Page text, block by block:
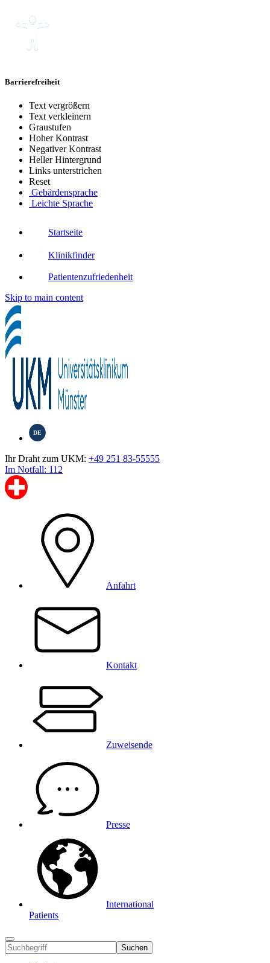
Barrierefreiheit
Text vergrößern
Text verkleinern
Graustufen
Hoher Kontrast
Negativer Kontrast
Heller Hintergrund
Links unterstrichen
Reset
Gebärdensprache
Leichte Sprache
Startseite
Klinikfinder
Patientenzufriedenheit
Skip to main content
DE
Ihr Draht zum UKM: +49 251 83-55555
Im Notfall: 112
Anfahrt
Kontakt
Zuweisende
Presse
International
Patients
Suchen